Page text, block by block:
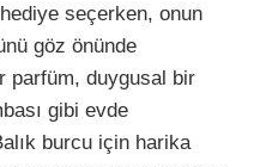
seçerken, onun
göz önünde
parfüm, duygusal bir
gibi evde
burcu için harika